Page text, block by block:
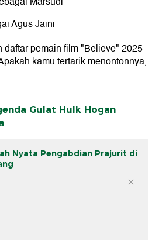
Agus Jaini
pemain film "Believe" 2025
kamu tertarik menontonnya,
Gulat Hulk Hogan
Nyata Pengabdian Prajurit di